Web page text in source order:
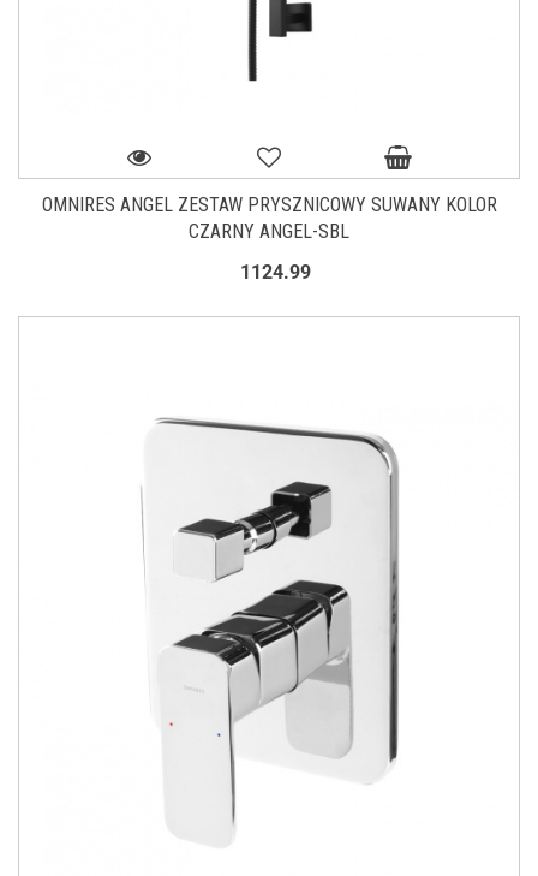
OMNIRES ANGEL ZESTAW PRYSZNICOWY SUWANY KOLOR
CZARNY ANGEL-SBL
1124.99